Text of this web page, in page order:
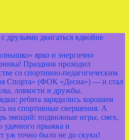
двигаться вдвойне
ярко и энергично
Праздник проходил
со спортивно‑педагогическим
Спорта» (ФОК «Десна») — и стал
ловкости и дружбы.
ребята зарядились хорошим
на спортивные свершения. А
эмоций: подвижные игры, смех,
удачного прыжка и
уж точно было не до скуки!